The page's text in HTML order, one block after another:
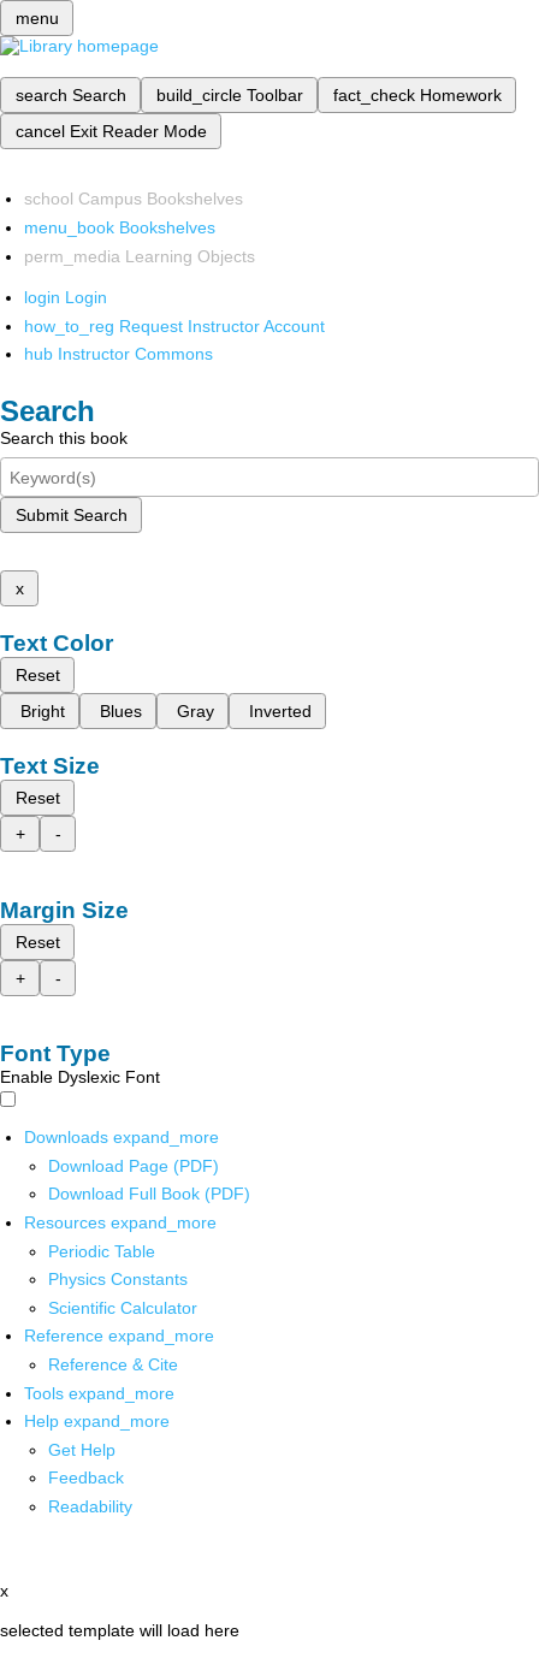
menu
search Search build_circle Toolbar fact_check Homework
cancel Exit Reader Mode
school Campus Bookshelves
menu_book Bookshelves
perm_media Learning Objects
login Login
how_to_reg Request Instructor Account
hub Instructor Commons
Search
Search this book
Submit Search
x
Text Color
Reset
Bright
Blues Gray Inverted
Text Size
Reset
+
-
Margin Size
Reset
+
-
Font Type
Enable Dyslexic Font
Downloads expand_more
Download Page (PDF)
Download Full Book (PDF)
Resources expand_more
Periodic Table
Physics Constants
Scientific Calculator
Reference expand_more
Reference & Cite
Tools expand_more
Help expand_more
Get Help
Feedback
Readability
x
selected template will load here